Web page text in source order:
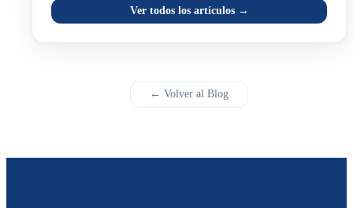
Ver todos los artículos →
← Volver al Blog